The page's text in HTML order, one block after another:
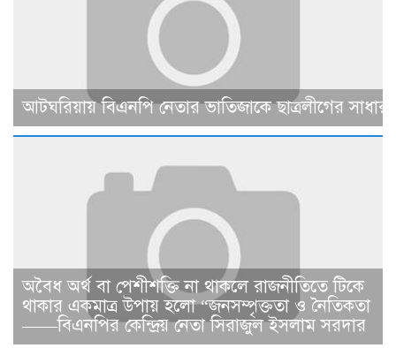
আটঘরিয়ায় বিএনপি নেতার ভাতিজাকে ছাত্রলীগের
​​অবৈধ অর্থ বা পেশীশক্তি না থাকলে রাজনীতিতে টিকে
থাকার একমাত্র উপায় হলো “জনসম্পৃক্ততা ও নৈতিকতা
——বিএনপির কেন্দ্রিয় নেতা সিরাজুল ইসলাম সরদার